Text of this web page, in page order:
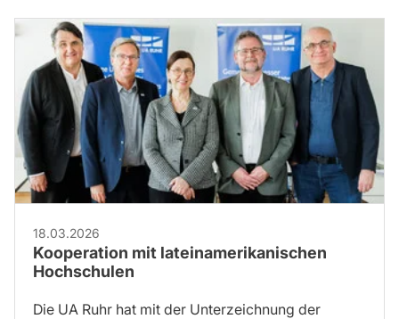
18.03.2026
Kooperation mit lateinamerikanischen
Hochschulen
Die UA Ruhr hat mit der Unterzeichnung der